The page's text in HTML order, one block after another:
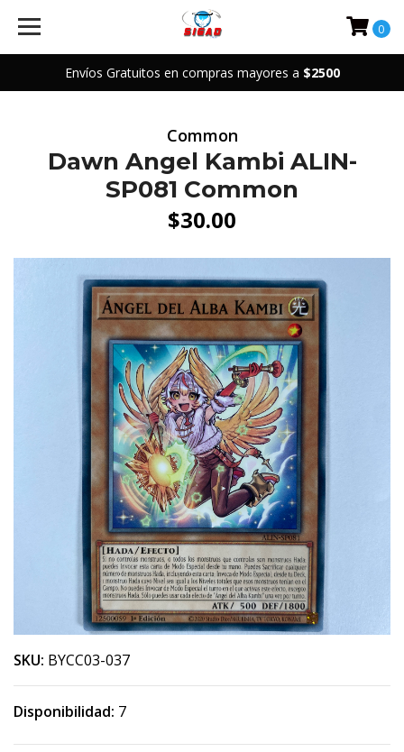
Envíos Gratuitos en compras mayores a $2500
0
Common
Dawn Angel Kambi ALIN-
SP081 Common
$30.00
SKU: BYCC03-037
Disponibilidad: 7